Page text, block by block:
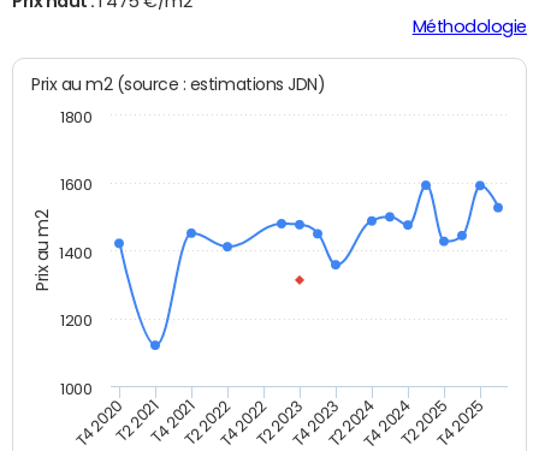
Méthodologie
Prix au m2
Prix au m2 (source : estimations JDN)
T4 2020T2 2021T4 2021T2 2022T4 2022T2 2023T4 2023T2 2024T4 2024T2 2025T4 2025
1000
1200
1400
1600
1800